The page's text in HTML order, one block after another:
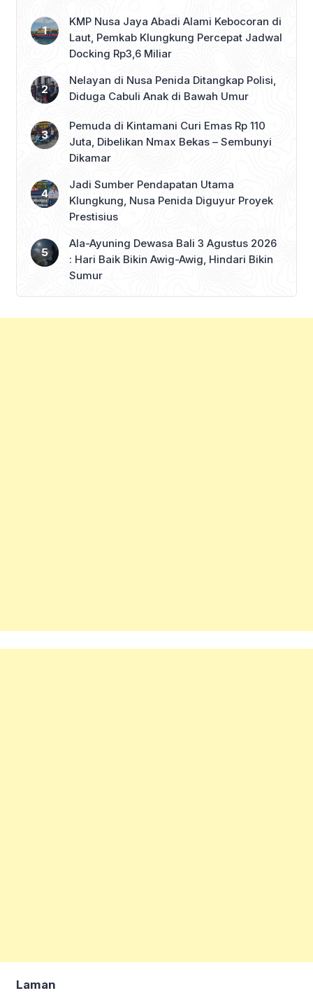
KMP Nusa Jaya Abadi Alami Kebocoran di
Laut, Pemkab Klungkung Percepat Jadwal
Docking Rp3,6 Miliar
Nelayan di Nusa Penida Ditangkap Polisi,
Diduga Cabuli Anak di Bawah Umur
Pemuda di Kintamani Curi Emas Rp 110
Juta, Dibelikan Nmax Bekas – Sembunyi
Dikamar
Jadi Sumber Pendapatan Utama
Klungkung, Nusa Penida Diguyur Proyek
Prestisius
Ala-Ayuning Dewasa Bali 3 Agustus 2026
: Hari Baik Bikin Awig-Awig, Hindari Bikin
Sumur
Laman